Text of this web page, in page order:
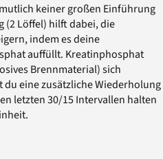
keiner großen Einführung
(2 Löffel) hilft dabei, die
indem es deine
auffüllt. Kreatinphosphat
Brennmaterial) sich
eine zusätzliche Wiederholung
letzten 30/15 Intervallen halten